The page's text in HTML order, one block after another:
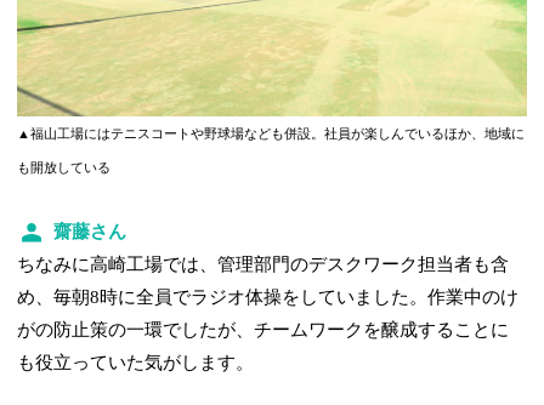
▲福山工場にはテニスコートや野球場なども併設。社員が楽しんでいるほか、地域に
も開放している
齋藤さん
ちなみに高崎工場では、管理部門のデスクワーク担当者も含
め、毎朝8時に全員でラジオ体操をしていました。作業中のけ
がの防止策の一環でしたが、チームワークを醸成することに
も役立っていた気がします。